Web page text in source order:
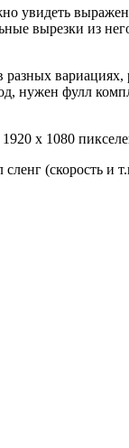
увидеть
вырезки из
вариациях,
нужен фулл
x 1080
(скорость и